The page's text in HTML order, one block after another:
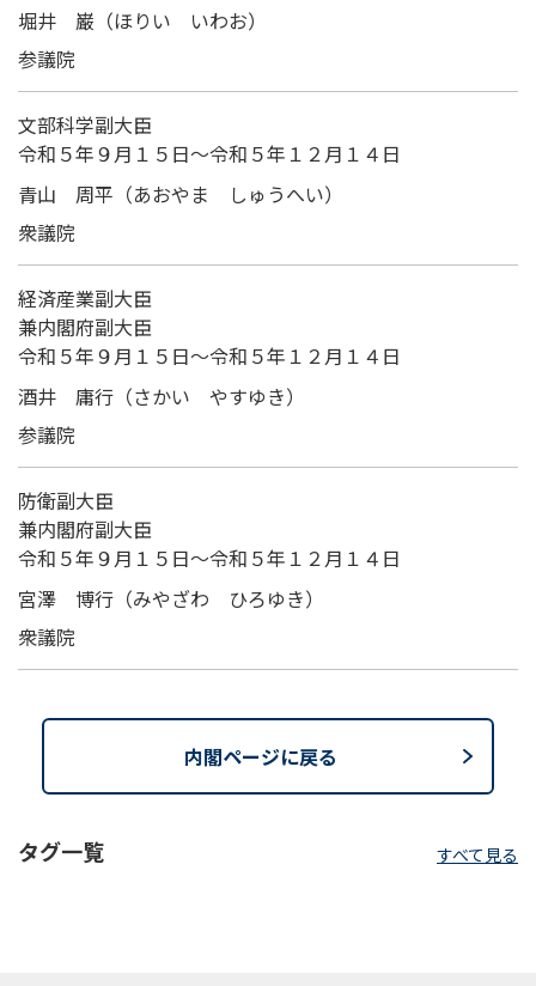
堀井 巌（ほりい いわお）
参議院
文部科学副大臣
令和５年９月１５日～令和５年１２月１４日
青山 周平（あおやま しゅうへい）
衆議院
経済産業副大臣
兼内閣府副大臣
令和５年９月１５日～令和５年１２月１４日
酒井 庸行（さかい やすゆき）
参議院
防衛副大臣
兼内閣府副大臣
令和５年９月１５日～令和５年１２月１４日
宮澤 博行（みやざわ ひろゆき）
衆議院
タグ一覧 すべて見る
内閣ページに戻る